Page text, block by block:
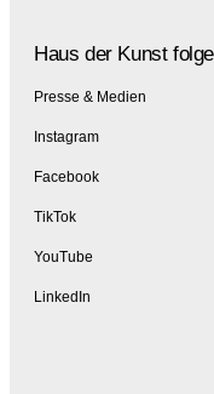
Haus der Kunst
Presse & Medien
Instagram
Facebook
TikTok
YouTube
LinkedIn